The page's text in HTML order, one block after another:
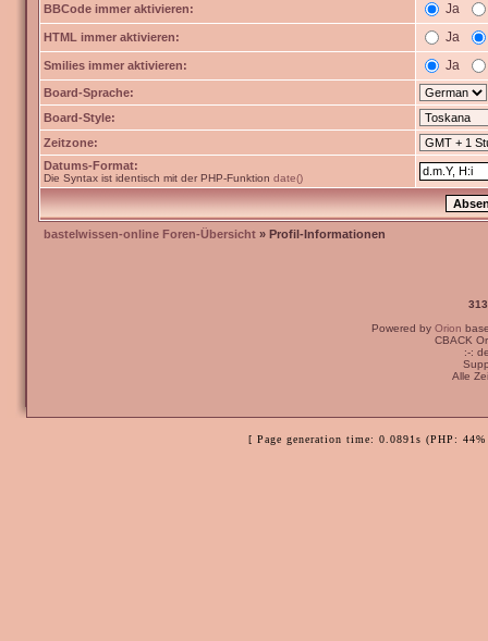
BBCode immer aktivieren: Ja
HTML immer aktivieren: Ja
Smilies immer aktivieren: Ja
Board-Sprache:
Board-Style:
Zeitzone:
Datums-Format:
Die Syntax ist identisch mit der PHP-Funktion date()
bastelwissen-online Foren-Übersicht » Profil-Informationen
Powered by Orion
CBACK
:-:
Alle
[ Page generation time: 0.0891s (PHP: